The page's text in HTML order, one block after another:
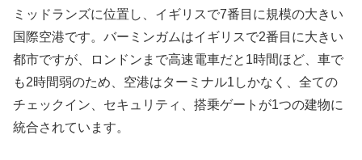
ミッドランズに位置し、イギリスで7番目に規模の大きい
国際空港です。バーミンガムはイギリスで2番目に大きい
都市ですが、ロンドンまで高速電車だと1時間ほど、車で
も2時間弱のため、空港はターミナル1しかなく、全ての
チェックイン、セキュリティ、搭乗ゲートが1つの建物に
統合されています。